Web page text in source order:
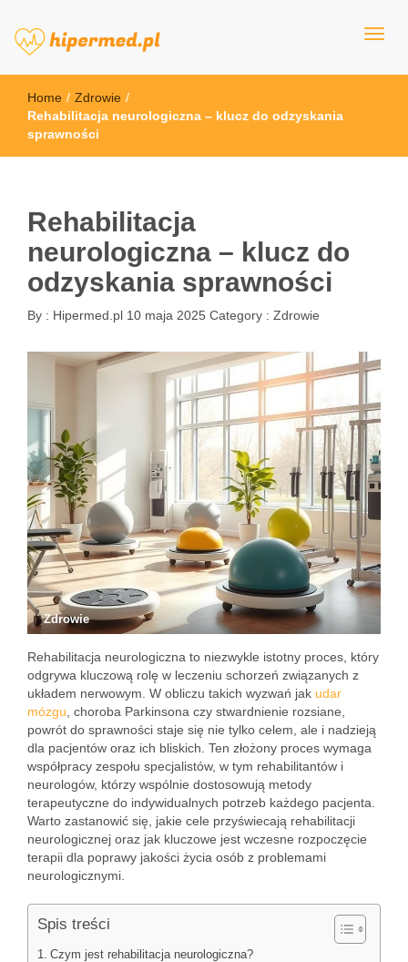
hipermed.pl
Home / Zdrowie /
Rehabilitacja neurologiczna – klucz do odzyskania
sprawności
Rehabilitacja
neurologiczna – klucz do
odzyskania sprawności
By : Hipermed.pl 10 maja 2025 Category : Zdrowie
Zdrowie
Rehabilitacja neurologiczna to niezwykle istotny proces, który
odgrywa kluczową rolę w leczeniu schorzeń związanych z
układem nerwowym. W obliczu takich wyzwań jak udar
mózgu , choroba Parkinsona czy stwardnienie rozsiane,
powrót do sprawności staje się nie tylko celem, ale i nadzieją
dla pacjentów oraz ich bliskich. Ten złożony proces wymaga
współpracy zespołu specjalistów, w tym rehabilitantów i
neurologów, którzy wspólnie dostosowują metody
terapeutyczne do indywidualnych potrzeb każdego pacjenta.
Warto zastanowić się, jakie cele przyświecają rehabilitacji
neurologicznej oraz jak kluczowe jest wczesne rozpoczęcie
terapii dla poprawy jakości życia osób z problemami
neurologicznymi.
Spis treści
Czym jest rehabilitacja neurologiczna?